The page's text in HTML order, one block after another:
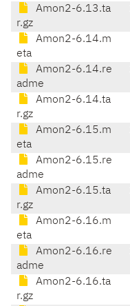
Amon2-6.13.ta
r.gz
Amon2-6.14.m
eta
Amon2-6.14.re
adme
Amon2-6.14.ta
r.gz
Amon2-6.15.m
eta
Amon2-6.15.re
adme
Amon2-6.15.ta
r.gz
Amon2-6.16.m
eta
Amon2-6.16.re
adme
Amon2-6.16.ta
r.gz